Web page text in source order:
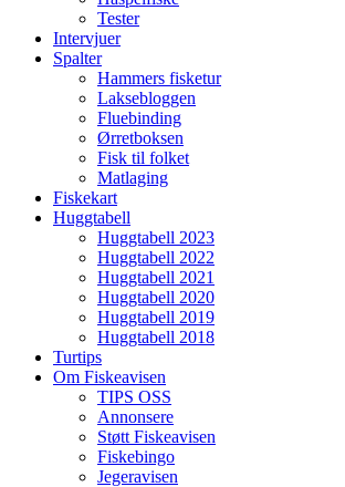
Tester
Intervjuer
Spalter
Hammers fisketur
Laksebloggen
Fluebinding
Ørretboksen
Fisk til folket
Matlaging
Fiskekart
Huggtabell
Huggtabell 2023
Huggtabell 2022
Huggtabell 2021
Huggtabell 2020
Huggtabell 2019
Huggtabell 2018
Turtips
Om Fiskeavisen
TIPS OSS
Annonsere
Støtt Fiskeavisen
Fiskebingo
Jegeravisen